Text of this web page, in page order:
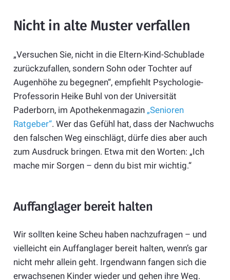
Nicht in alte Muster verfallen
„Versuchen Sie, nicht in die Eltern-Kind-Schublade
zurückzufallen, sondern Sohn oder Tochter auf
Augenhöhe zu begegnen“, empfiehlt Psychologie-
Professorin Heike Buhl von der Universität
Paderborn, im Apothekenmagazin „Senioren
Ratgeber“. Wer das Gefühl hat, dass der Nachwuchs
den falschen Weg einschlägt, dürfe dies aber auch
zum Ausdruck bringen. Etwa mit den Worten: „Ich
mache mir Sorgen – denn du bist mir wichtig.“
Auffanglager bereit halten
Wir sollten keine Scheu haben nachzufragen – und
vielleicht ein Auffanglager bereit halten, wenn’s gar
nicht mehr allein geht. Irgendwann fangen sich die
erwachsenen Kinder wieder und gehen ihre Weg.